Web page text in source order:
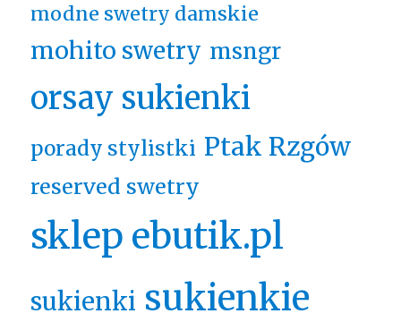
modne swetry damskie
mohito swetry msngr
orsay sukienki
porady stylistki Ptak Rzgów
reserved swetry
sklep ebutik.pl
sukienki sukienkie